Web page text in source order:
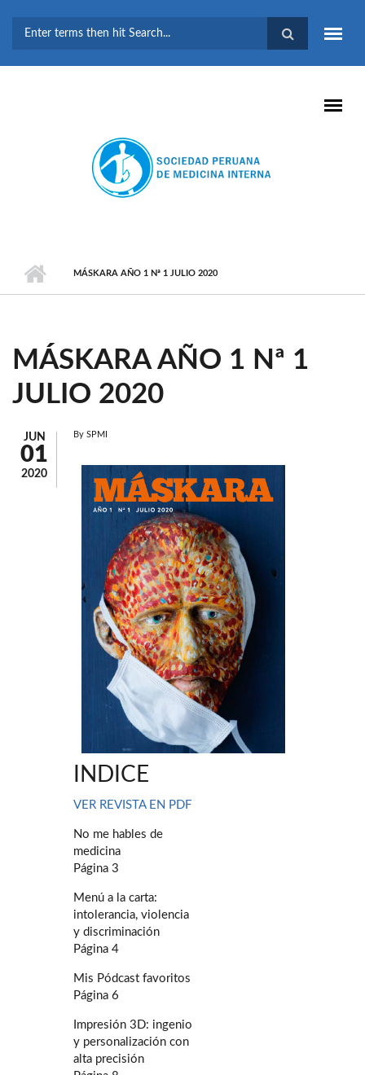
BÚSQUEDA
MÁSKARA AÑO 1 Nª 1 JULIO 2020
MÁSKARA AÑO 1 Nª 1
JULIO 2020
JUN
01
2020
By SPMI
INDICE
VER REVISTA EN PDF
No me hables de
medicina
Página 3
Menú a la carta:
intolerancia, violencia
y discriminación
Página 4
Mis Pódcast favoritos
Página 6
Impresión 3D: ingenio
y personalización con
alta precisión